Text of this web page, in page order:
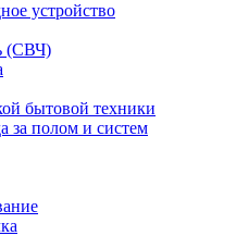
устройство
(СВЧ)
бытовой техники
за полом и систем